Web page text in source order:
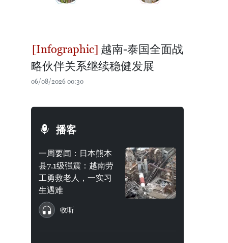
越南-泰国全面战
略伙伴关系继续稳健发展
06/08/2026 00:30
播客
一周要闻：日本熊本
县7.1级强震：越南劳
工勇救老人，一实习
生遇难
收听